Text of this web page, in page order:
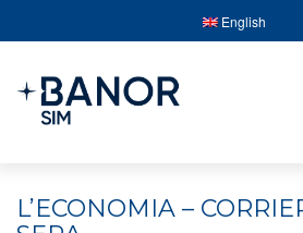
English
L’ECONOMIA –